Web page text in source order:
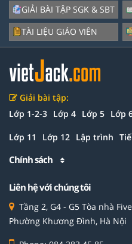
GIẢI BÀI TẬP SGK & SBT
TÀI LIỆU GIÁO VIÊN
Giải bài tập:
Lớp 1-2-3 Lớp 4 Lớp 5 Lớp
Lớp 11 Lớp 12 Lập trình
Chính sách
Liên hệ với chúng tôi
Tầng 2, G4 - G5 Tòa nhà
Phường Khương Đình, Hà Nội